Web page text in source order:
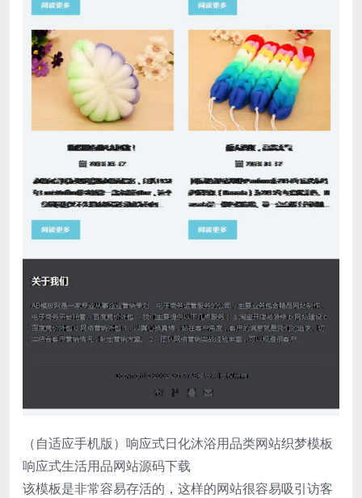
（自适应手机版）响应式日化沐浴用品类网站织梦模板
响应式生活用品网站源码下载
该模板是非常容易存活的，这样的网站很容易吸引访客